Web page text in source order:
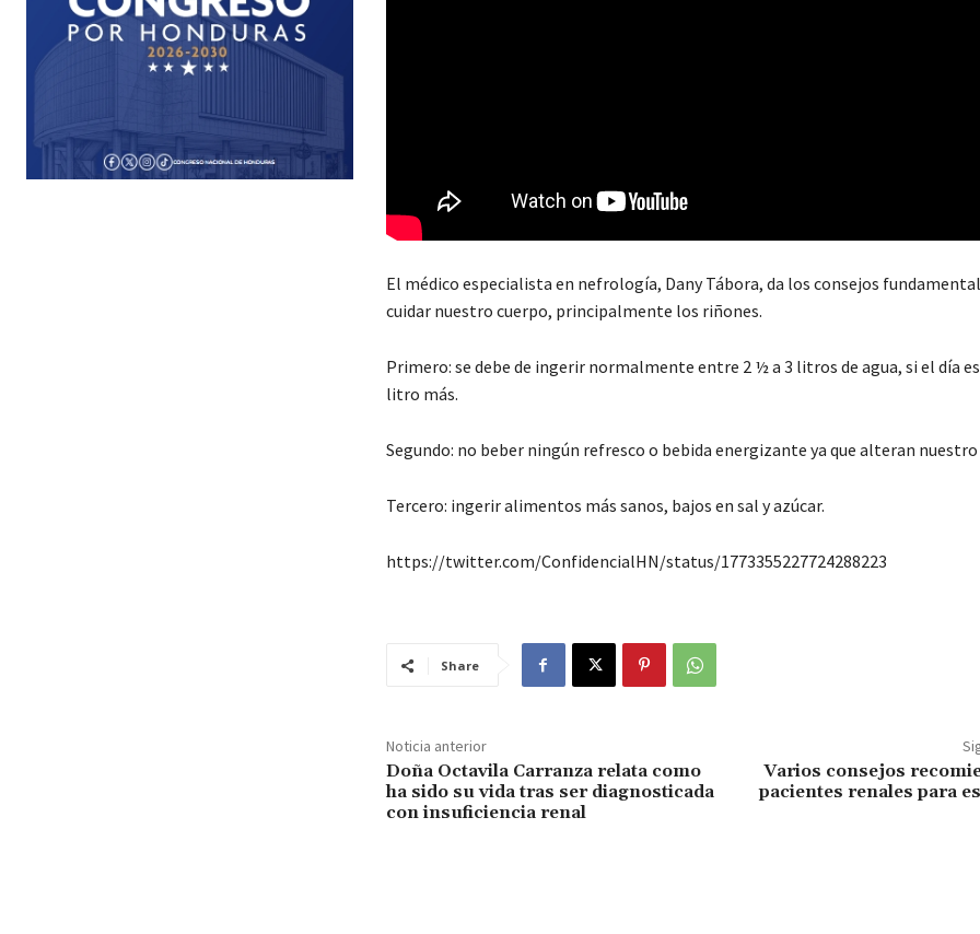
El médico especialista en nefrología, Dany Tábora, da los consejos
cuidar nuestro cuerpo, principalmente los riñones.
Primero: se debe de ingerir normalmente entre 2 ½ a 3 litros de agua, si el día
litro más.
Segundo: no beber ningún refresco o bebida energizante ya que alteran
Tercero: ingerir alimentos más sanos, bajos en sal y azúcar.
https://twitter.com/ConfidencialHN/status/1773355227724288223
Share
Noticia anterior
Doña Octavila Carranza relata como
ha sido su vida tras ser diagnosticada
con insuficiencia renal
Varios consejos
pacientes renales para